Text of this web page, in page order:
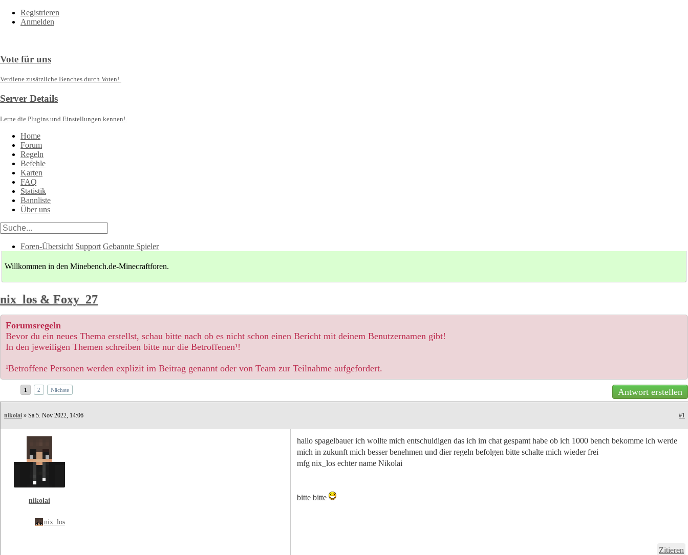
Registrieren
Anmelden
Vote für uns
Verdiene zusätzliche Benches durch Voten!
Server Details
Lerne die Plugins und Einstellungen kennen!.
Home
Forum
Regeln
Befehle
Karten
FAQ
Statistik
Bannliste
Über uns
Foren-Übersicht Support Gebannte Spieler
Willkommen in den Minebench.de-Minecraftforen.
nix_los & Foxy_27
Forumsregeln
Bevor du ein neues Thema erstellst, schau bitte nach ob es nicht schon einen Bericht mit deinem Benutzernamen gibt!
In den jeweiligen Themen schreiben bitte nur die Betroffenen¹!
¹Betroffene Personen werden explizit im Beitrag genannt oder von Team zur Teilnahme aufgefordert.
1 2 Nächste Antwort erstellen
nikolai » Sa 5. Nov 2022, 14:06 #1
hallo spagelbauer ich wollte mich entschuldigen das ich im chat gespamt habe ob ich 1000 bench bekomme ich werde
mich in zukunft mich besser benehmen und dier regeln befolgen bitte schalte mich wieder frei
mfg nix_los echter name Nikolai
bitte bitte
Zitieren
nikolai
nix_los